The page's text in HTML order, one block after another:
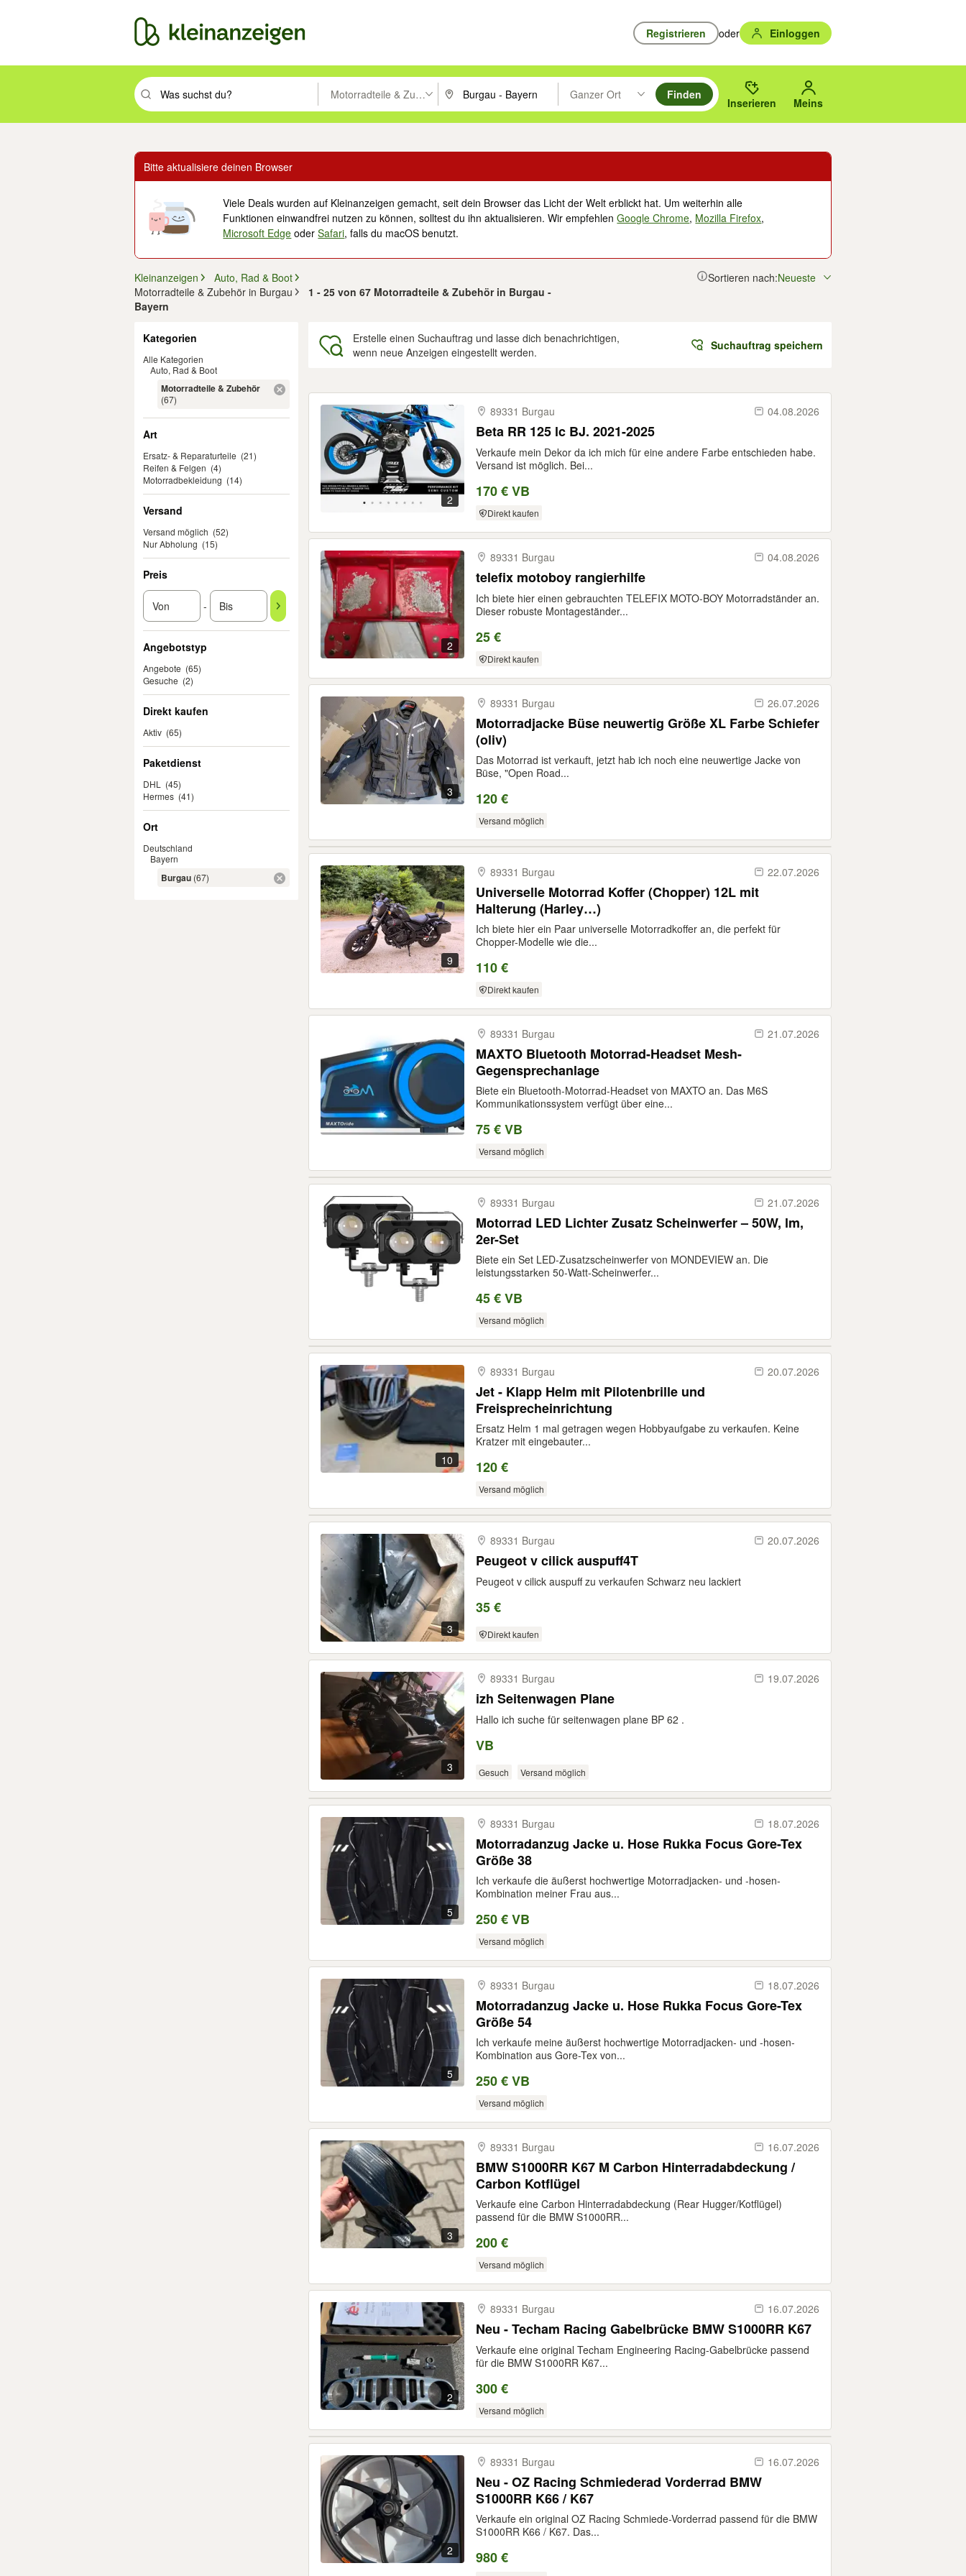
Registrieren oder Einloggen
Suchbegriff eingeben. Eingabetaste drücken um zu suchen, oder Vorschläge mit den Pfeiltasten nach oben/unten durchsuchen und mit Eingabetaste auswählen.
Motorradteile & Zubehör PLZ oder Ort eingeben. Eingabetaste drücken um zu suchen, oder Vorschläge mit den Pfeiltasten nach oben/
Ganzer Ort
Suche im Umkreis des gewählten Orts oder PLZ.
Finden
Inserieren Meins
Bitte aktualisiere deinen Browser
Viele Deals wurden auf Kleinanzeigen gemacht, seit dein Browser das Licht der Welt erblickt hat. Um weiterhin alle
Funktionen einwandfrei nutzen zu können, solltest du ihn aktualisieren. Wir empfehlenGoogle Chrome, Mozilla Firefox,
Microsoft Edge oderSafari, falls du macOS benutzt.
Kleinanzeigen
Auto, Rad & Boot
Motorradteile & Zubehör in Burgau
1 - 25 von 67 Motorradteile & Zubehör in Burgau -
Bayern
Sortieren nach:Neueste
Kategorien
Alle Kategorien
Auto, Rad & Boot
Motorradteile & Zubehör
(67)
Art
Ersatz- & Reparaturteile (21)
Reifen & Felgen (4)
Motorradbekleidung (14)
Versand
Versand möglich (52)
Nur Abholung (15)
Preis
-
Angebotstyp
Angebote (65)
Gesuche (2)
Direkt kaufen
Aktiv (65)
Paketdienst
DHL
(45)
Hermes (41)
Ort
Deutschland
Bayern
Burgau (67)
Erstelle einen Suchauftrag und lasse dich benachrichtigen,
wenn neue Anzeigen eingestellt werden.
Suchauftrag speichern
2
89331 Burgau 04.08.2026
Beta RR 125 lc BJ. 2021-2025
Verkaufe mein Dekor da ich mich für eine andere Farbe entschieden habe.
Versand ist möglich. Bei...
170 € VB
Direkt kaufen
2
89331 Burgau 04.08.2026
telefix motoboy rangierhilfe
Ich biete hier einen gebrauchten TELEFIX MOTO-BOY Motorradständer an.
Dieser robuste Montageständer...
25 €
Direkt kaufen
3
89331 Burgau 26.07.2026
Motorradjacke Büse neuwertig Größe XL Farbe Schiefer
(oliv)
Das Motorrad ist verkauft, jetzt hab ich noch eine neuwertige Jacke von
Büse, "Open Road...
120 €
Versand möglich
9
89331 Burgau 22.07.2026
Universelle Motorrad Koffer (Chopper) 12L mit
Halterung (Harley…)
Ich biete hier ein Paar universelle Motorradkoffer an, die perfekt für
Chopper-Modelle wie die...
110 €
Direkt kaufen
89331 Burgau 21.07.2026
MAXTO Bluetooth Motorrad-Headset Mesh-
Gegensprechanlage
Biete ein Bluetooth-Motorrad-Headset von MAXTO an. Das M6S
Kommunikationssystem verfügt über eine...
75 € VB
Versand möglich
89331 Burgau 21.07.2026
Motorrad LED Lichter Zusatz Scheinwerfer – 50W, lm,
2er-Set
Biete ein Set LED-Zusatzscheinwerfer von MONDEVIEW an. Die
leistungsstarken 50-Watt-Scheinwerfer...
45 € VB
Versand möglich
10
89331 Burgau 20.07.2026
Jet - Klapp Helm mit Pilotenbrille und
Freisprecheinrichtung
Ersatz Helm 1 mal getragen wegen Hobbyaufgabe zu verkaufen. Keine
Kratzer mit eingebauter...
120 €
Versand möglich
3
89331 Burgau 20.07.2026
Peugeot v cilick auspuff4T
Peugeot v cilick auspuff zu verkaufen Schwarz neu lackiert
35 €
Direkt kaufen
3
89331 Burgau 19.07.2026
izh Seitenwagen Plane
Hallo ich suche für seitenwagen plane BP 62 .
VB
Gesuch Versand möglich
5
89331 Burgau 18.07.2026
Motorradanzug Jacke u. Hose Rukka Focus Gore-Tex
Größe 38
Ich verkaufe die äußerst hochwertige Motorradjacken- und -hosen-
Kombination meiner Frau aus...
250 € VB
Versand möglich
5
89331 Burgau 18.07.2026
Motorradanzug Jacke u. Hose Rukka Focus Gore-Tex
Größe 54
Ich verkaufe meine äußerst hochwertige Motorradjacken- und -hosen-
Kombination aus Gore-Tex von...
250 € VB
Versand möglich
3
89331 Burgau 16.07.2026
BMW S1000RR K67 M Carbon Hinterradabdeckung /
Carbon Kotflügel
Verkaufe eine Carbon Hinterradabdeckung (Rear Hugger/Kotflügel)
passend für die BMW S1000RR...
200 €
Versand möglich
2
89331 Burgau 16.07.2026
Neu - Techam Racing Gabelbrücke BMW S1000RR K67
Verkaufe eine original Techam Engineering Racing-Gabelbrücke passend
für die BMW S1000RR K67...
300 €
Versand möglich
2
89331 Burgau 16.07.2026
Neu - OZ Racing Schmiederad Vorderrad BMW
S1000RR K66 / K67
Verkaufe ein original OZ Racing Schmiede-Vorderrad passend für die BMW
S1000RR K66 / K67. Das...
980 €